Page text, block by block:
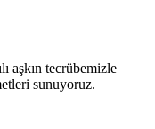
aşkın tecrübemizle
sunuyoruz.